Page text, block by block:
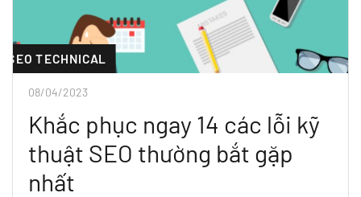
SEO TECHNICAL
08/04/2023
Khắc phục ngay 14 các lỗi kỹ
thuật SEO thường bắt gặp
nhất